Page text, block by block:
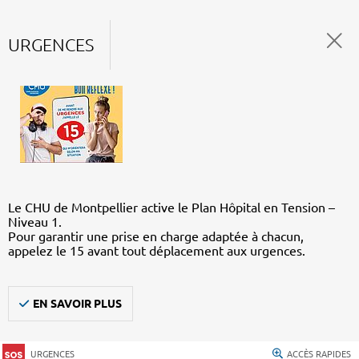
URGENCES
Le CHU de Montpellier active le Plan Hôpital en Tension –
Niveau 1.
Pour garantir une prise en charge adaptée à chacun,
appelez le 15 avant tout déplacement aux urgences.
EN SAVOIR PLUS
URGENCES ACCÈS RAPIDES